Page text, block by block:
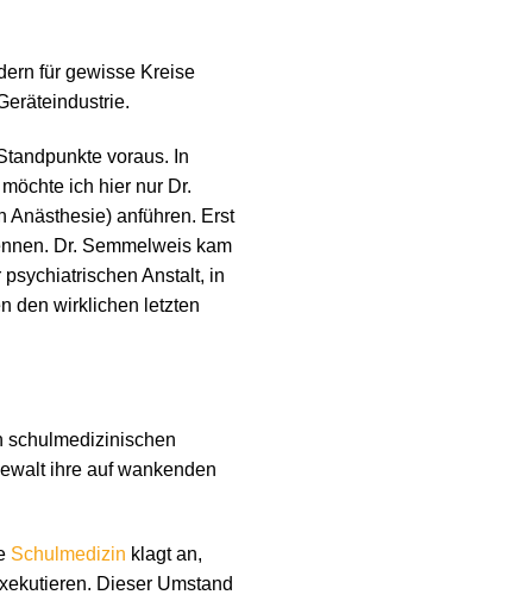
für gewisse Kreise
voraus. In
ich hier nur Dr.
Anästhesie) anführen. Erst
Dr. Semmelweis kam
Anstalt, in
den wirklichen letzten
schulmedizinischen
ihre auf wankenden
Schulmedizin klagt an,
Dieser Umstand